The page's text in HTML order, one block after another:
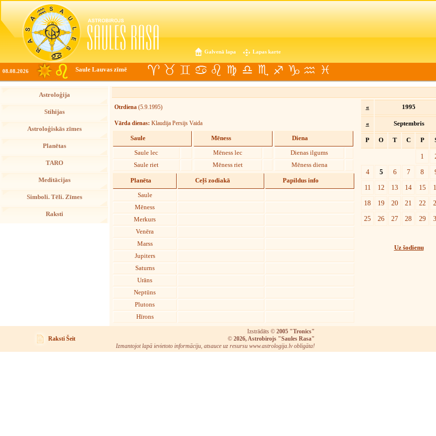
Galvenā lapa Lapas karte
08.08.2026 Saule Lauvas zīmē
Astroloģija
Stihijas
Astroloģiskās zīmes
Planētas
TARO
Meditācijas
Simboli. Tēli. Zīmes
Raksti
Otrdiena (5.9.1995)
Vārda dienas: Klaudija Persijs Vaida
Saule
Saule lec
Saule riet
Mēness
Mēness lec
Mēness riet
Diena
Dienas ilgums
Mēness diena
Planēta Ceļš zodiakā Papildus info
Saule
Mēness
Merkurs
Venēra
Marss
Jupiters
Saturns
Urāns
Neptūns
Plutons
Hīrons
« 1995
« Septembris
P O T C P
1
4
5 6 7 8
11
12 13 14 15
18
19 20 21 22
25
26 27 28 29
Uz šodienu
Raksti Šeit
Izstrādāts © 2005 "Tronics"
© 2026, Astrobirojs "Saules Rasa"
Izmantojot lapā ievietoto informāciju, atsauce uz resursu www.astrologija.lv obligāta!